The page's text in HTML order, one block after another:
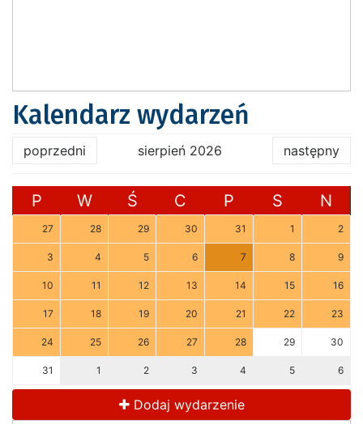
Kalendarz wydarzeń
poprzedni sierpień 2026 następny
P W Ś C P S N
27 28 29 30 31 1 2
3 4 5 6 7 8 9
10 11 12 13 14 15 16
17 18 19 20 21 22 23
24 25 26 27 28 29 30
31 1 2 3 4 5 6
Dodaj wydarzenie